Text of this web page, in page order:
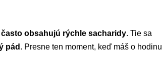
obsahujú rýchle sacharidy. Tie sa
pád . Presne ten moment, keď máš o hodinu